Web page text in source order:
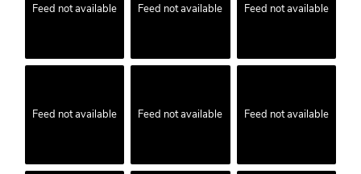
Feed not available Feed not available Feed not available
Feed not available Feed not available Feed not available